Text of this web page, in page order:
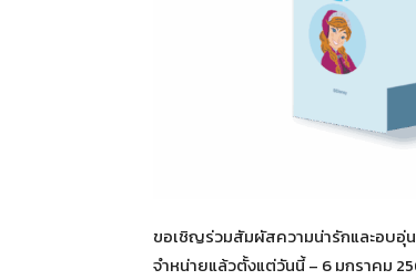
ขอเชิญร่วมสัมผัสความน่ารักและอบอุ่น
จำหน่ายแล้วตั้งแต่วันนี้ – 6 มกราคม